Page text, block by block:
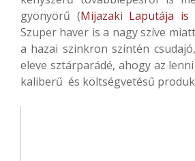
gyönyörű (Mijazaki Laputája is
Szuper haver is a nagy szíve
a hazai szinkron szintén
eleve sztárparádé, ahogy az
kaliberű és költségvetésű